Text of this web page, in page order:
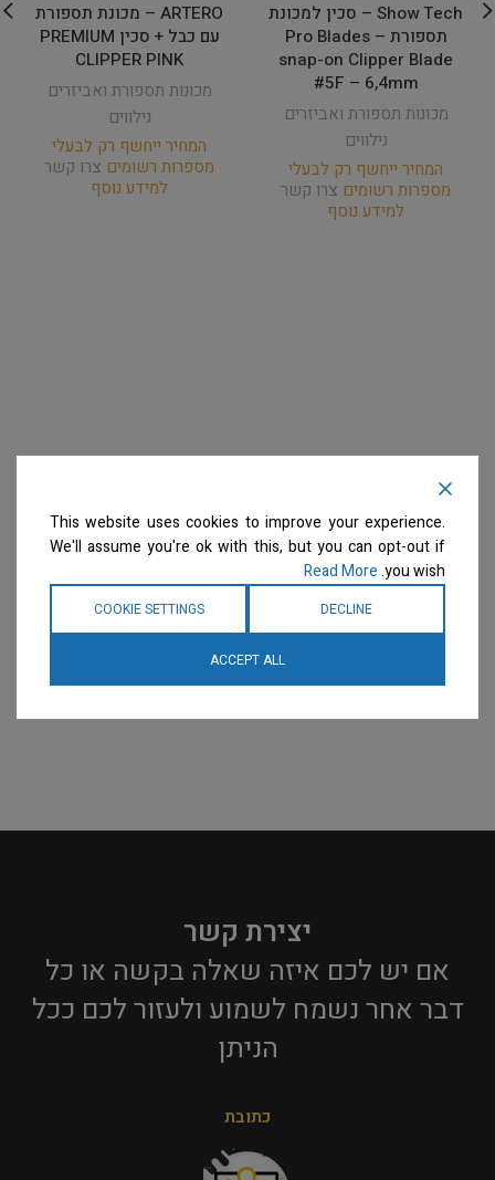
Show Tech – סכין למכונת
תספורת – Pro Blades
snap-on Clipper Blade
#5F – 6,4mm
מכונות תספורת ואביזרים
נילווים
המחיר ייחשף רק לבעלי
מספרות רשומים צרו קשר
למידע נוסף
ARTERO – מכונת תספורת
עם כבל + סכין PREMIUM
CLIPPER PINK
מכונות תספורת ואביזרים
נילווים
המחיר ייחשף רק לבעלי
מספרות רשומים צרו קשר
למידע נוסף
יצירת קשר
אם יש לכם איזה שאלה בקשה או כל
דבר אחר נשמח לשמוע ולעזור לכם ככל
הניתן​
כתובת
This website uses cookies to improve your experience.
We'll assume you're ok with this, but you can opt-out if
you wish.
Read More
DECLINE
COOKIE SETTINGS
ACCEPT ALL